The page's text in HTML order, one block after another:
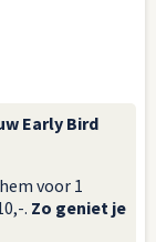
Early Bird
voor 1
. Zo geniet je